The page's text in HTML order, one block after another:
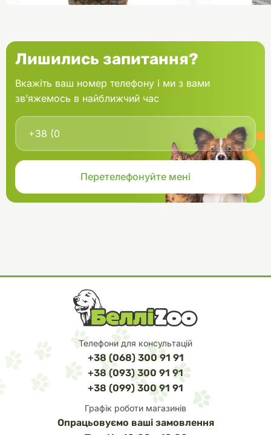
банка 150 г
В кошик
Aquael
Лишились запитання?
Вкажіть ваш номер телефону і ми з вами
зв’яжемось в найближчий час
Телефони для консультацій
+38 (068) 300 91 91
+38 (093) 300 91 91
+38 (099) 300 91 91
Графік роботи магазинів
Опрацьовуємо ваші замовлення